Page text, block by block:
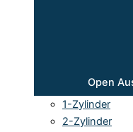
Open
1-Zylinder
2-Zylinder